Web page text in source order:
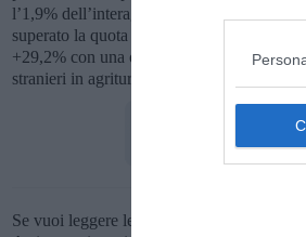
l’1,9% dell’interagricoltura e il 22,6%
superato la quota dei 4 milioni di arrivi,
+29,2% con una offerta che continua a
stranieri in agriturismo.
Se vuoi leggere le notizie principali della